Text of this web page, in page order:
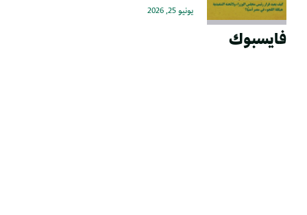
يونيو 25, 2026
فايسبوك